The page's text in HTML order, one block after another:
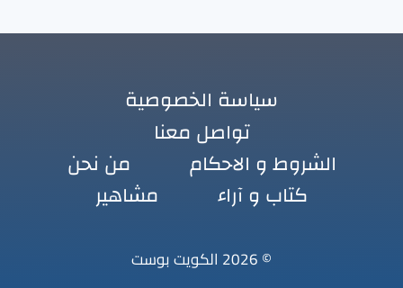
سياسة الخصوصية
تواصل معنا
الشروط و الاحكام
من نحن
كتاب و آراء
مشاهير
© 2026 الكويت بوست